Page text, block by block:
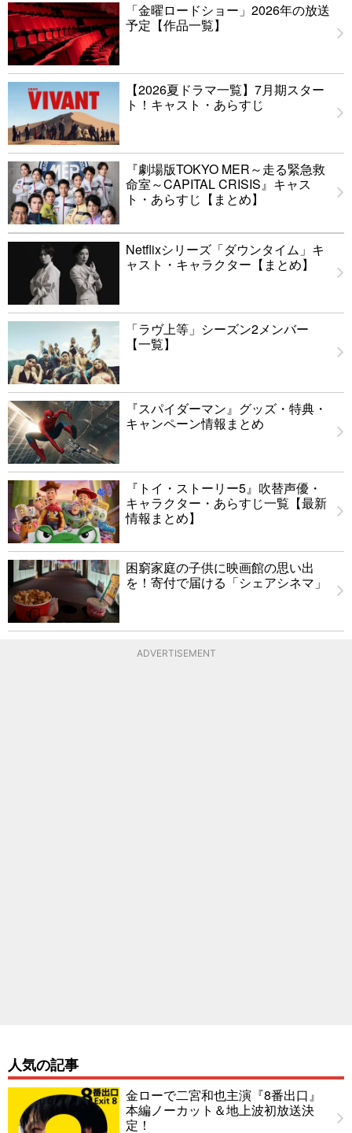
「金曜ロードショー」2026年の放送
予定【作品一覧】
【2026夏ドラマ一覧】7月期スター
ト！キャスト・あらすじ
『劇場版TOKYO MER～走る緊急救
命室～CAPITAL CRISIS』キャス
ト・あらすじ【まとめ】
Netflixシリーズ「ダウンタイム」キ
ャスト・キャラクター【まとめ】
「ラヴ上等」シーズン2メンバー
【一覧】
『スパイダーマン』グッズ・特典・
キャンペーン情報まとめ
『トイ・ストーリー5』吹替声優・
キャラクター・あらすじ一覧【最新
情報まとめ】
困窮家庭の子供に映画館の思い出
を！寄付で届ける「シェアシネマ」
ADVERTISEMENT
人気の記事
金ローで二宮和也主演『8番出口』
本編ノーカット＆地上波初放送決
定！